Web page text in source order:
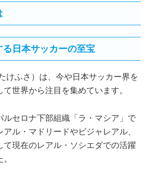
日本サッカーの至宝
けふさ）は、今や日本サッカー界を
世界から注目を集めています。
ルセロナ下部組織「ラ・マシア」で
アル・マドリードやビジャレアル、
て現在のレアル・ソシエダでの活躍